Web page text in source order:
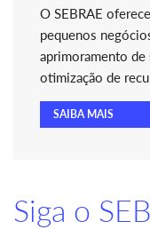
O SEBRAE
pequenos
aprimoramento de
otimização de
SAIBA MAIS
Siga o